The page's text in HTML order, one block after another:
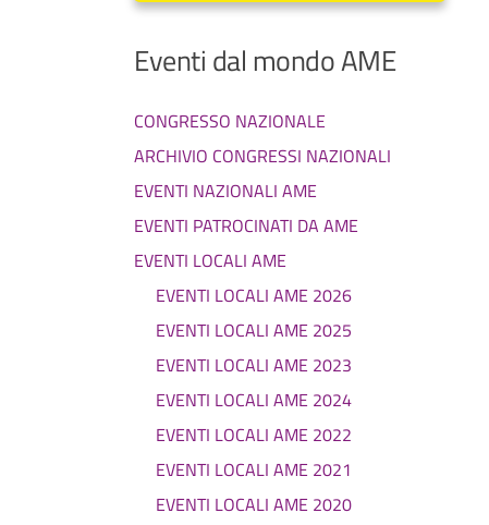
Eventi dal mondo AME
CONGRESSO NAZIONALE
ARCHIVIO CONGRESSI NAZIONALI
EVENTI NAZIONALI AME
EVENTI PATROCINATI DA AME
EVENTI LOCALI AME
EVENTI LOCALI AME 2026
EVENTI LOCALI AME 2025
EVENTI LOCALI AME 2023
EVENTI LOCALI AME 2024
EVENTI LOCALI AME 2022
EVENTI LOCALI AME 2021
EVENTI LOCALI AME 2020